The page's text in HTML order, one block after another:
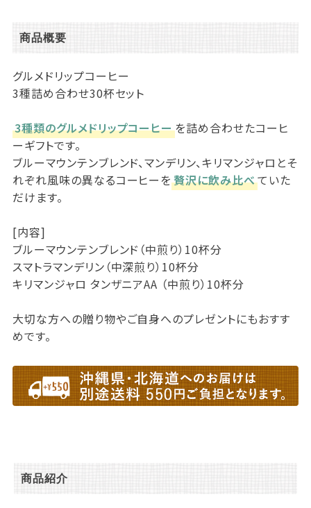
商品概要
グルメドリップコーヒー
3種詰め合わせ30杯セット
3種類のグルメドリップコーヒーを詰め合わせたコーヒ
ーギフトです。
ブルーマウンテンブレンド、マンデリン、キリマンジャロとそ
れぞれ風味の異なるコーヒーを贅沢に飲み比べていた
だけます。
[内容]
ブルーマウンテンブレンド（中煎り）10杯分
スマトラマンデリン（中深煎り）10杯分
キリマンジャロ タンザニアAA （中煎り）10杯分
大切な方への贈り物やご自身へのプレゼントにもおすす
めです。
商品紹介